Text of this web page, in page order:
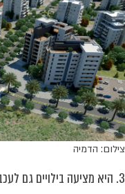
צילום: הדמיה
3. היא מציעה בילויים גם לעכברי העיר